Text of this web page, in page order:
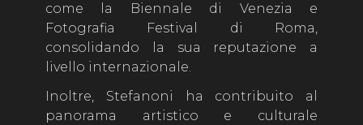
come la Biennale di Venezia e
Fotografia Festival di Roma,
consolidando la sua reputazione a
livello internazionale.
Inoltre, Stefanoni ha contribuito al
panorama artistico e culturale